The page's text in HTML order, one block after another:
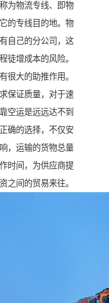
为物流专线、即物
的专线目的地。物
自己的分公司，这
徒增成本的风险。
很大的助推作用。
保证质量，对于速
空运是远远达不到
确的选择，不仅安
，运输的货物总量
时间，为供应商提
之间的贸易来往。